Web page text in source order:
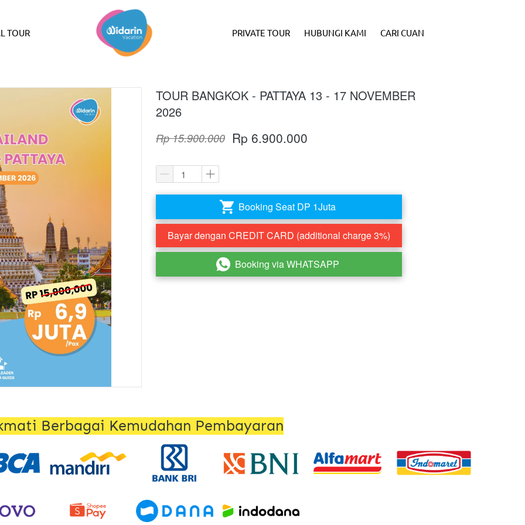
TOUR PRIVATE TOUR HUBUNGI KAMI CARI CUAN
TOUR BANGKOK - PATTAYA 13 - 17 NOVEMBER
2026
Rp 15.900.000 Rp 6.900.000
` Booking Seat DP 1Juta
`Bayar dengan CREDIT CARD (additional charge 3%)
` Booking via WHATSAPP
Berbagai Kemudahan Pembayaran